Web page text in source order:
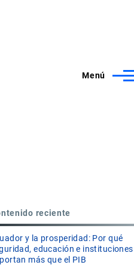
Menú
reciente
y la prosperidad: Por qué
educación e instituciones
más que el PIB